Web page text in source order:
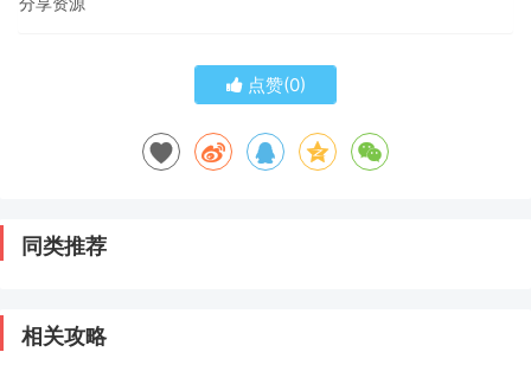
点赞(0)
同类推荐
相关攻略